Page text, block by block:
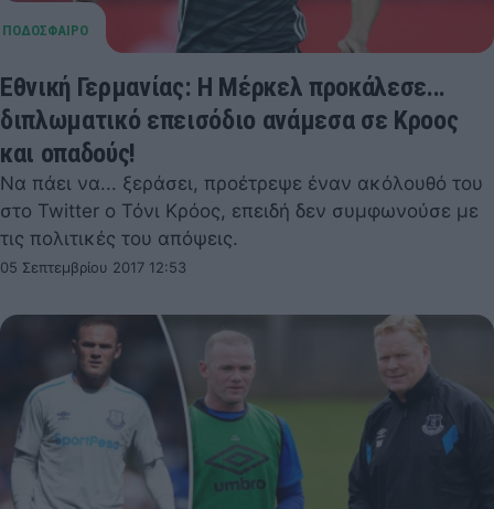
Εθνική Γερμανίας: Η Μέρκελ προκάλεσε...
διπλωματικό επεισόδιο ανάμεσα σε Κροος
και οπαδούς!
Να πάει να... ξεράσει, προέτρεψε έναν ακόλουθό του
στο Twitter ο Τόνι Κρόος, επειδή δεν συμφωνούσε με
τις πολιτικές του απόψεις.
05 Σεπτεμβρίου 2017 12:53